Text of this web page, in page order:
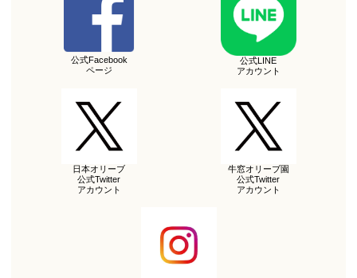
公式Facebook
ページ
公式LINE
アカウント
日本オリーブ
公式Twitter
アカウント
牛窓オリーブ園
公式Twitter
アカウント